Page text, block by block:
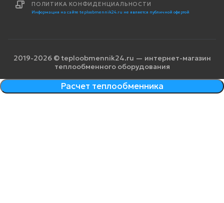
ПОЛИТИКА КОНФИДЕНЦИАЛЬНОСТИ
Информация на сайте teploobmennik24.ru не является публичной офертой
2019-2026 © teploobmennik24.ru — интернет-магазин
теплообменного оборудования
Расчет теплообменника